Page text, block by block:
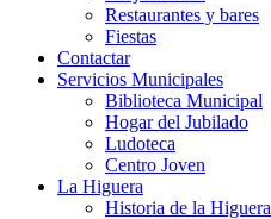
Restaurantes y bares
Fiestas
Contactar
Servicios Municipales
Biblioteca Municipal
Hogar del Jubilado
Ludoteca
Centro Joven
La Higuera
Historia de la Higuera